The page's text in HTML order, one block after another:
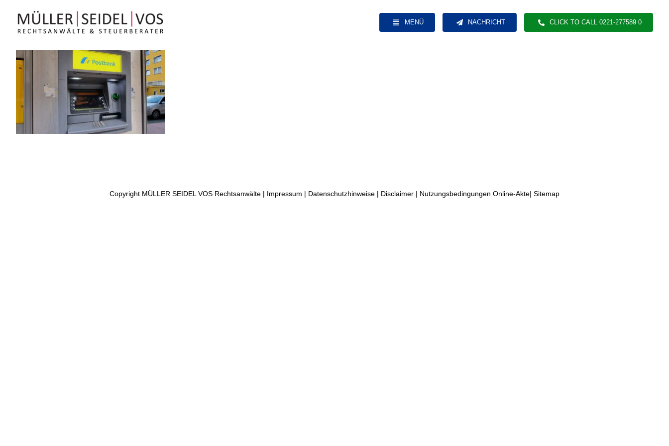
springen
MENÜ NACHRICHT CLICK TO CALL 0221-277589 0
Copyright MÜLLER SEIDEL VOS Rechtsanwälte | Impressum | Datenschutzhinweise | Disclaimer | Nutzungsbedingungen Online-Akte| Sitemap